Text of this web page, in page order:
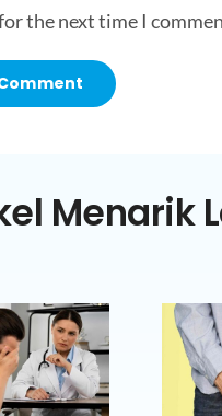
the next time I
Menarik